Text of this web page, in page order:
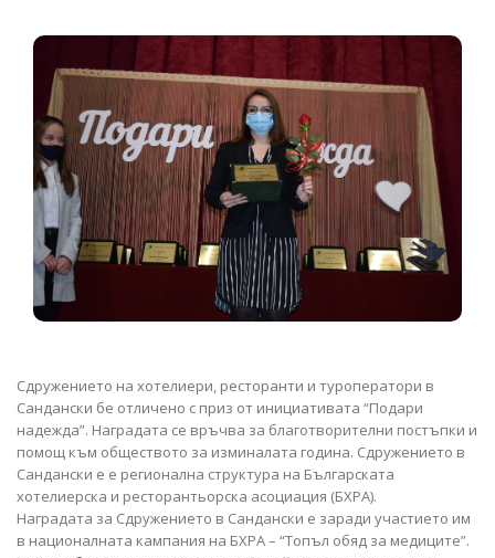
Сдружението на хотелиери, ресторанти и туроператори в
Сандански бе отличено с приз от инициативата “Подари
надежда”. Наградата се връчва за благотворителни постъпки и
помощ към обществото за изминалата година. Сдружението в
Сандански е е регионална структура на Българската
хотелиерска и ресторантьорска асоциация (БХРА).
Наградата за Сдружението в Сандански е заради участието им
в националната кампания на БХРА – “Топъл обяд за медиците”.